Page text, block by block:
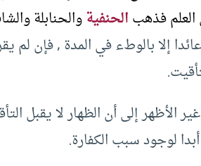
فذهبالحنفيةوالحنابلة
إلا بالوطء في المدة , فإن
الأظهر إلى أن الظهار لا يقبل
لوجود سبب الكفارة.